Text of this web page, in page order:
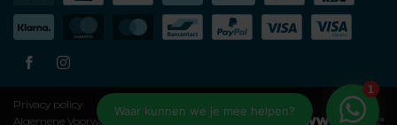
Privacy policy
Algemene Voorwaarden